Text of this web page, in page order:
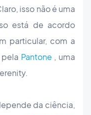
isso não é uma
está de acordo
particular, com a
Pantone , uma
da ciência,